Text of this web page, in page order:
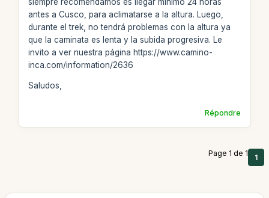
antes a Cusco, para aclimatarse a la altura. Luego,
durante el trek, no tendrá problemas con la altura ya
que la caminata es lenta y la subida progresiva. Le
invito a ver nuestra página https://www.camino-
inca.com/information/2636
Saludos,
Répondre
Page 1 de 1 1